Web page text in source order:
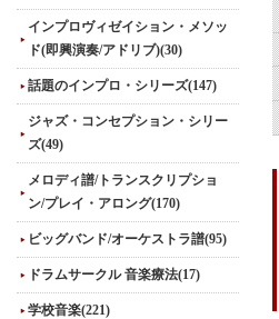
インプロヴィゼイション・メソッ
ド(即興演奏/アドリブ)(30)
話題のインプロ・シリーズ(147)
ジャズ・コンセプション・シリー
ズ(49)
メロディ譜/トランスクリプショ
ン/プレイ・アロング(170)
ビッグバンド/オーケストラ譜(95)
ドラムサークル 音楽療法(17)
学校音楽(221)